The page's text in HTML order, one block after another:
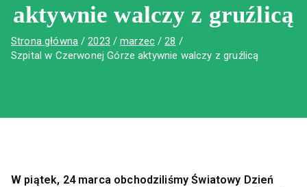
aktywnie walczy z gruźlicą
Strona główna 2023 marzec
28
Szpital w Czerwonej Górze aktywnie walczy z gruźlicą
W piątek, 24 marca obchodziliśmy Światowy Dzień